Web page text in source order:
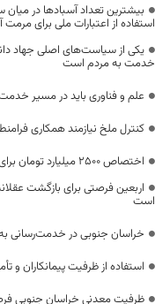
بیشترین تعداد آسبادها در
استفاده از اعتبارات ملی برای مرمت
یکی از سیاست‌های اصلی جهاد
خدمت به مردم است
علم و فناوری باید در مسیر
کنترل ملخ نیازمند همکاری
اختصاص 2500 میلیارد تومان برای توسعه راه‌های دوبانده خراسان جنوبی
اربعین فرصتی برای بازگشت
است
خراسان جنوبی در خدمت‌رسانی
استفاده از ظرفیت پیمانکاران و
ظرفیت معدنی خراسان جنوبی